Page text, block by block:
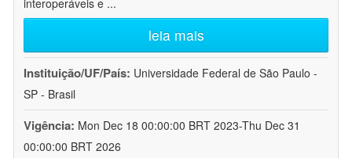
interoperáveis e ...
leia mais
Instituição/UF/País: Universidade Federal de São Paulo -
SP - Brasil
Vigência: Mon Dec 18 00:00:00 BRT 2023-Thu Dec 31
00:00:00 BRT 2026